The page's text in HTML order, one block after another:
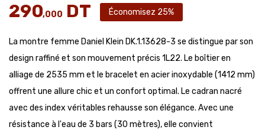
290,000 DT Économisez 25%
La montre femme Daniel Klein DK.1.13628-3 se distingue par son
design raffiné et son mouvement précis 1L22. Le boîtier en
alliage de 2535 mm et le bracelet en acier inoxydable (1412 mm)
offrent une allure chic et un confort optimal. Le cadran nacré
avec des index véritables rehausse son élégance. Avec une
résistance à l'eau de 3 bars (30 mètres), elle convient